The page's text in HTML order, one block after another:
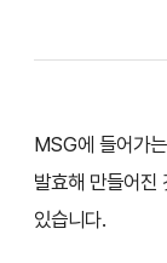
MSG에 들어가
발효해 만들어진
있습니다.